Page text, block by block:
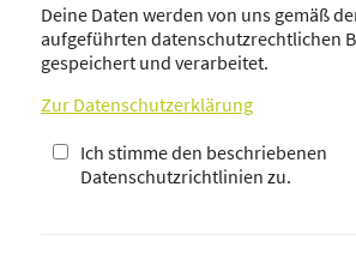
Deine Daten werden von uns gemäß
aufgeführten datenschutzrechtlichen
gespeichert und verarbeitet.
Zur Datenschutzerklärung
Ich stimme den beschriebenen
Datenschutzrichtlinien zu.